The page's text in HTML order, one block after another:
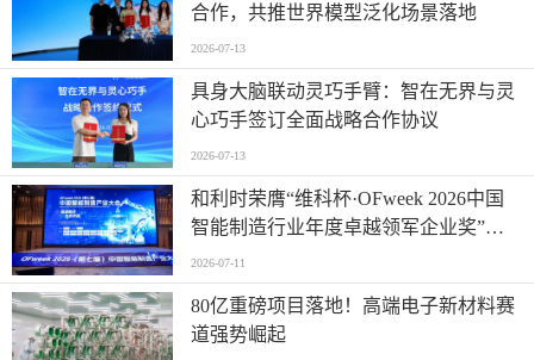
合作，共推世界模型泛化场景落地
2026-07-13
具身大脑联动灵巧手臂：智在无界与灵
心巧手签订全面战略合作协议
2026-07-13
和利时荣膺“维科杯·OFweek 2026中国
智能制造行业年度卓越领军企业奖”，
以自主创新实力引领智造新浪潮
2026-07-11
80亿重磅项目落地！高端电子新材料赛
道强势崛起